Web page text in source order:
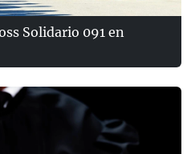
Solidario 091 en